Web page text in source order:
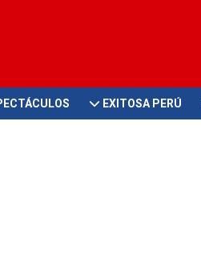
EXITOSA PERÚ